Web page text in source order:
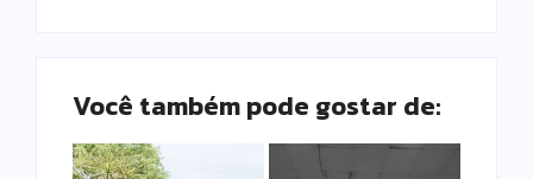
Você também pode gostar de: